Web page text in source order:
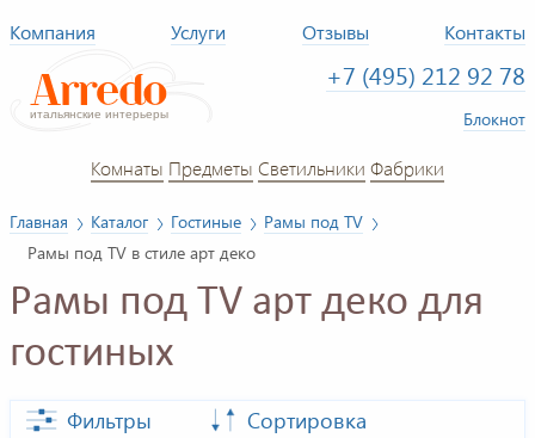
Компания Услуги Отзывы Контакты
+7 (495) 212 92 78
Блокнот
Комнаты Предметы Светильники Фабрики
Главная Каталог Гостиные
Рамы под TV
Рамы под TV в стиле арт деко
Рамы под TV арт деко для
гостиных
Фильтры Сортировка